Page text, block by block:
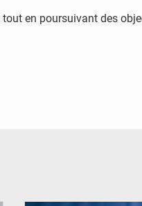
en poursuivant des